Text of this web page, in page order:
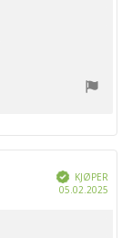
VerifisertKJØPER
05.02.2025